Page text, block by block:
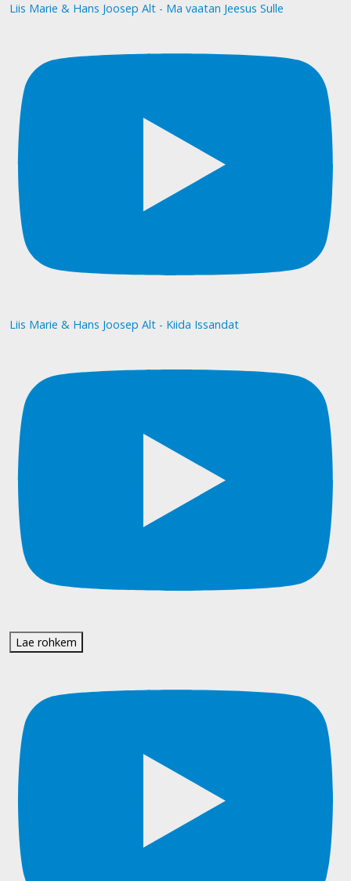
Liis Marie & Hans Joosep Alt - Ma vaatan Jeesus Sulle
Liis Marie & Hans Joosep Alt - Kiida Issandat
Lae rohkem